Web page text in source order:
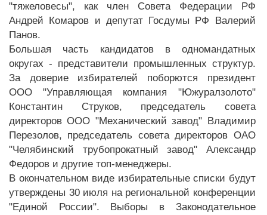
"тяжеловесы", как член Совета Федерации РФ
Андрей Комаров и депутат Госдумы РФ Валерий
Панов.
Большая часть кандидатов в одномандатных
округах - представители промышленных структур.
За доверие избирателей поборются президент
ООО "Управляющая компания "Южуралзолото"
Константин Струков, председатель совета
директоров ООО "Механический завод" Владимир
Перезолов, председатель совета директоров ОАО
"Челябинский трубопрокатный завод" Александр
Федоров и другие топ-менеджеры.
В окончательном виде избирательные списки будут
утверждены 30 июля на региональной конференции
"Единой России". Выборы в Законодательное